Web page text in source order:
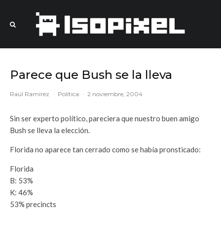
Parece que Bush se la lleva
Raúl Ramírez · Política · 2 noviembre, 2004
Sin ser experto político, pareciera que nuestro buen amigo
Bush se lleva la elección.
Florida no aparece tan cerrado como se había pronsticado:
Florida
B: 53%
K: 46%
53% precincts